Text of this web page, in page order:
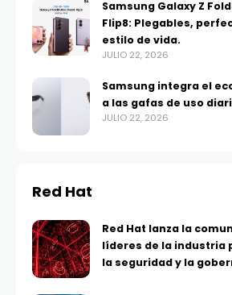
Samsung Galaxy Z
Flip8: Plegables,
estilo de vida.
JULIO 22, 2026
Samsung integra el
a las gafas de uso
JULIO 22, 2026
Red Hat
Red Hat lanza la
líderes de la industria
la seguridad y la